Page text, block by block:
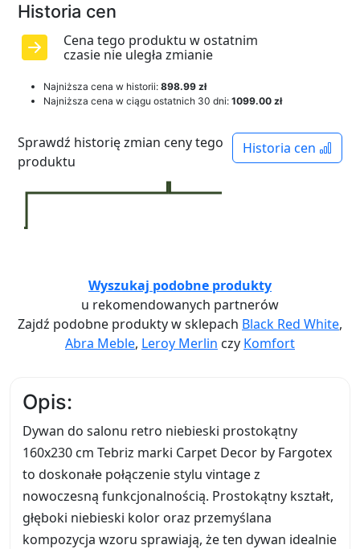
Historia cen
Cena tego produktu w ostatnim
czasie nie uległa zmianie
Najniższa cena w historii: 898.99 zł
Najniższa cena w ciągu ostatnich 30 dni: 1099.00 zł
Historia cen
Sprawdź historię zmian ceny tego
produktu
Wyszukaj podobne produkty
u rekomendowanych partnerów
Zajdź podobne produkty w sklepach Black Red White,
Abra Meble, Leroy Merlin czy Komfort
Opis:
Dywan do salonu retro niebieski prostokątny
160x230 cm Tebriz marki Carpet Decor by Fargotex
to doskonałe połączenie stylu vintage z
nowoczesną funkcjonalnością. Prostokątny kształt,
głęboki niebieski kolor oraz przemyślana
kompozycja wzoru sprawiają, że ten dywan idealnie